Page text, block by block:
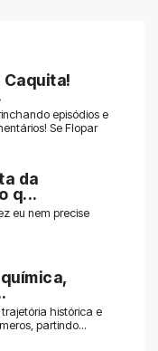
Caquita!
episódios e
Se Flopar
da
q...
eu nem precise
histórica e
partindo...